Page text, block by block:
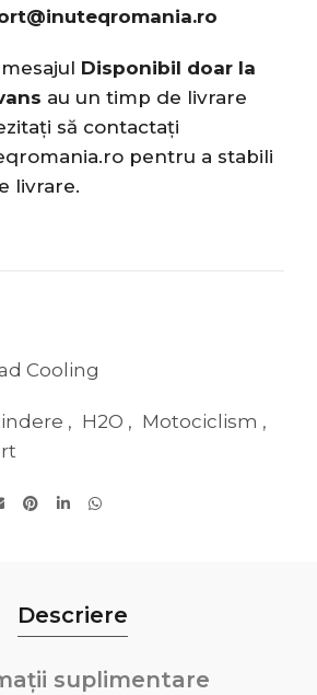
Disponibil doar la
au un timp de livrare
să contactați
pentru a stabili
livrare.
Cooling
, H2O , Motociclism ,
Descriere
suplimentare